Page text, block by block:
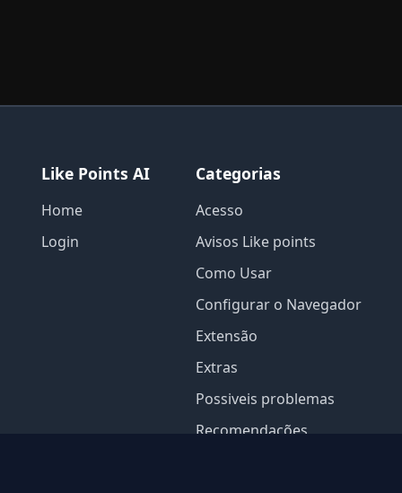
Like Points AI
Home
Login
Categorias
Acesso
Avisos Like points
Como Usar
Configurar o Navegador
Extensão
Extras
Possiveis problemas
Recomendações